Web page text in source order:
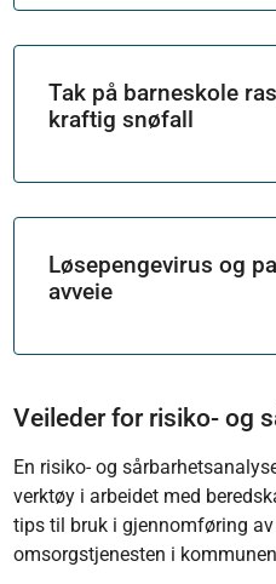
Tak på barneskole
kraftig snøfall
Løsepengevirus og
avveie
Veileder for risiko- og
En risiko- og
verktøy i arbeidet med
tips til bruk i gjennomføring av
omsorgstjenesten i